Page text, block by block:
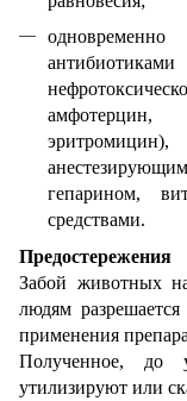
амфотерцин,
гепарином,
средствами.
Предостережения
Забой животных
людям
применения
Полученное, до
утилизируют или